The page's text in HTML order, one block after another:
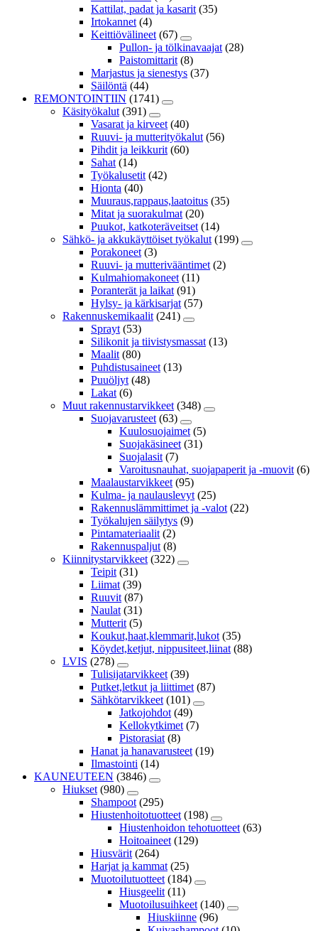
Kattilat, padat ja kasarit (35)
Irtokannet (4)
Keittiövälineet (67)
Pullon- ja tölkinavaajat (28)
Paistomittarit (8)
Marjastus ja sienestys (37)
Säilöntä (44)
REMONTOINTIIN (1741)
Käsityökalut (391)
Vasarat ja kirveet (40)
Ruuvi- ja mutterityökalut (56)
Pihdit ja leikkurit (60)
Sahat (14)
Työkalusetit (42)
Hionta (40)
Muuraus,rappaus,laatoitus (35)
Mitat ja suorakulmat (20)
Puukot, katkoteräveitset (14)
Sähkö- ja akkukäyttöiset työkalut (199)
Porakoneet (3)
Ruuvi- ja mutterivääntimet (2)
Kulmahiomakoneet (11)
Poranterät ja laikat (91)
Hylsy- ja kärkisarjat (57)
Rakennuskemikaalit (241)
Sprayt (53)
Silikonit ja tiivistysmassat (13)
Maalit (80)
Puhdistusaineet (13)
Puuöljyt (48)
Lakat (6)
Muut rakennustarvikkeet (348)
Suojavarusteet (63)
Kuulosuojaimet (5)
Suojakäsineet (31)
Suojalasit (7)
Varoitusnauhat, suojapaperit ja -muovit (6)
Maalaustarvikkeet (95)
Kulma- ja naulauslevyt (25)
Rakennuslämmittimet ja -valot (22)
Työkalujen säilytys (9)
Pintamateriaalit (2)
Rakennuspaljut (8)
Kiinnitystarvikkeet (322)
Teipit (31)
Liimat (39)
Ruuvit (87)
Naulat (31)
Mutterit (5)
Koukut,haat,klemmarit,lukot (35)
Köydet,ketjut, nippusiteet,liinat (88)
LVIS (278)
Tulisijatarvikkeet (39)
Putket,letkut ja liittimet (87)
Sähkötarvikkeet (101)
Jatkojohdot (49)
Kellokytkimet (7)
Pistorasiat (8)
Hanat ja hanavarusteet (19)
Ilmastointi (14)
KAUNEUTEEN (3846)
Hiukset (980)
Shampoot (295)
Hiustenhoitotuotteet (198)
Hiustenhoidon tehotuotteet (63)
Hoitoaineet (129)
Hiusvärit (264)
Harjat ja kammat (25)
Muotoilutuotteet (184)
Hiusgeelit (11)
Muotoilusuihkeet (140)
Hiuskiinne (96)